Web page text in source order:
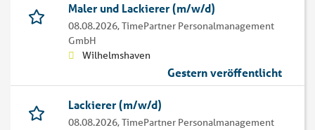
Maler und Lackierer (m/w/d)
08.08.2026,TimePartner Personalmanagement
GmbH
Wilhelmshaven
Gestern veröffentlicht
Lackierer (m/w/d)
08.08.2026,TimePartner Personalmanagement